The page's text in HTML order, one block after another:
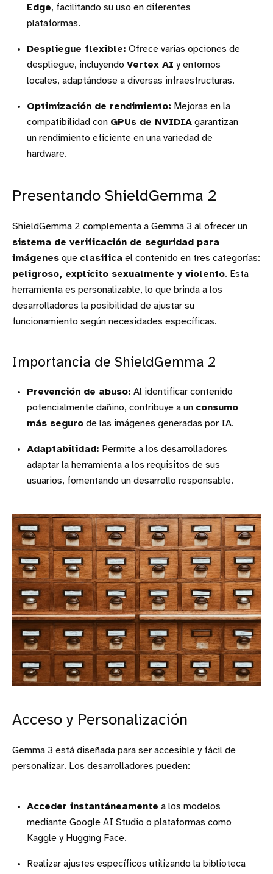
Edge, facilitando su uso en diferentes
plataformas.
Despliegue flexible: Ofrece varias opciones de
despliegue, incluyendo Vertex AI y entornos
locales, adaptándose a diversas infraestructuras.
Optimización de rendimiento: Mejoras en la
compatibilidad con GPUs de NVIDIA garantizan
un rendimiento eficiente en una variedad de
hardware.
Presentando ShieldGemma 2
ShieldGemma 2 complementa a Gemma 3 al ofrecer un
sistema de verificación de seguridad para
imágenes que clasifica el contenido en tres categorías:
peligroso, explícito sexualmente y violento. Esta
herramienta es personalizable, lo que brinda a los
desarrolladores la posibilidad de ajustar su
funcionamiento según necesidades específicas.
Importancia de ShieldGemma 2
Prevención de abuso: Al identificar contenido
potencialmente dañino, contribuye a un consumo
más seguro de las imágenes generadas por IA.
Adaptabilidad: Permite a los desarrolladores
adaptar la herramienta a los requisitos de sus
usuarios, fomentando un desarrollo responsable.
Acceso y Personalización
Gemma 3 está diseñada para ser accesible y fácil de
personalizar. Los desarrolladores pueden:
Acceder instantáneamente a los modelos
mediante Google AI Studio o plataformas como
Kaggle y Hugging Face.
Realizar ajustes específicos utilizando la biblioteca